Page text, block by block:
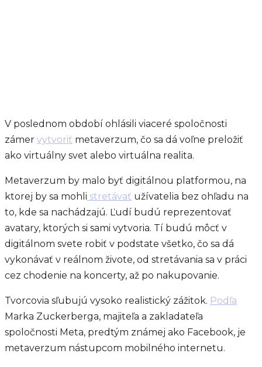
V poslednom období ohlásili viaceré spoločnosti
zámer vytvoriť metaverzum, čo sa dá voľne preložiť
ako virtuálny svet alebo virtuálna realita.
Metaverzum by malo byť digitálnou platformou, na
ktorej by sa mohli stretávať užívatelia bez ohľadu na
to, kde sa nachádzajú. Ľudí budú reprezentovať
avatary, ktorých si sami vytvoria. Tí budú môcť v
digitálnom svete robiť v podstate všetko, čo sa dá
vykonávať v reálnom živote, od stretávania sa v práci
cez chodenie na koncerty, až po nakupovanie.
Tvorcovia sľubujú vysoko realistický zážitok. Podľa
Marka Zuckerberga, majiteľa a zakladateľa
spoločnosti Meta, predtým známej ako Facebook, je
metaverzum nástupcom mobilného internetu.